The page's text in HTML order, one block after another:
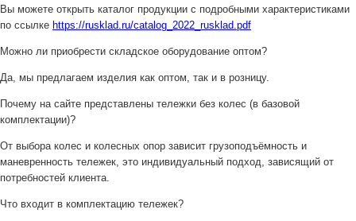
Вы можете открыть каталог продукции с подробными характеристиками
по ссылке https://rusklad.ru/catalog_2022_rusklad.pdf
Можно ли приобрести складское оборудование оптом?
Да, мы предлагаем изделия как оптом, так и в розницу.
Почему на сайте представлены тележки без колес (в базовой
комплектации)?
От выбора колес и колесных опор зависит грузоподъёмность и
маневренность тележек, это индивидуальный подход, зависящий от
потребностей клиента.
Что входит в комплектацию тележек?